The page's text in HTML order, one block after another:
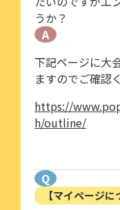
うか？
A
下記ページに大
ますのでご確認
https://
h/outline/
Q
【マイページに